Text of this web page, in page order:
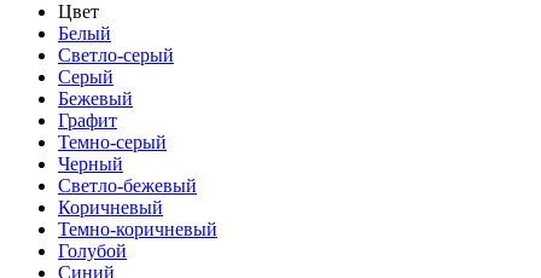
Цвет
Белый
Светло-серый
Серый
Бежевый
Графит
Темно-серый
Черный
Светло-бежевый
Коричневый
Темно-коричневый
Голубой
Синий